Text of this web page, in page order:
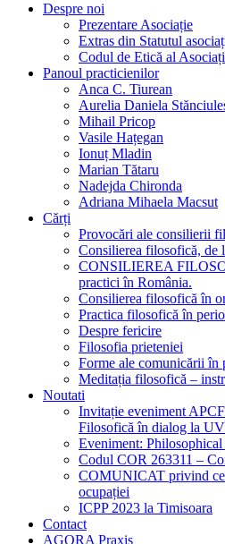
Despre noi
Prezentare Asociație
Extras din Statutul
Codul de Etică al
Panoul practicienilor
Anca C. Tiurean
Aurelia Daniela
Mihail Pricop
Vasile Hațegan
Ionuț Mladin
Marian Tătaru
Nadejda Chironda
Adriana Mihaela Macsut
Cărți
Provocări ale consilierii
Consilierea filosofică, de
CONSILIEREA
practici în România.
Consilierea filosofică în
Practica filosofică în
Despre fericire
Filosofia prieteniei
Forme ale comunicării în
Meditația filosofică –
Noutati
Invitație eveniment
Filosofică în dialog la
Eveniment:
Codul COR 263311 –
COMUNICAT privind
ocupației
ICPP 2023 la Timisoara
Contact
AGORA Praxis